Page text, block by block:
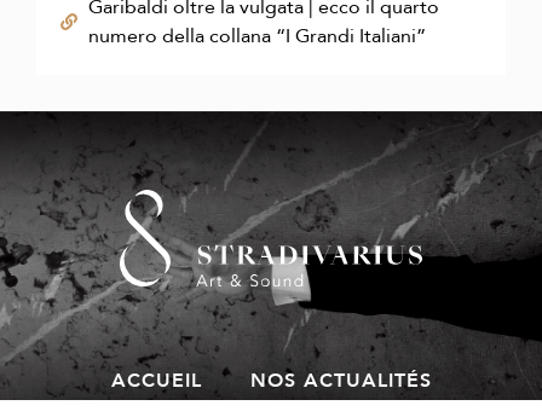
Garibaldi oltre la vulgata | ecco il quarto
numero della collana “I Grandi Italiani”
ACCUEIL NOS ACTUALITÉS